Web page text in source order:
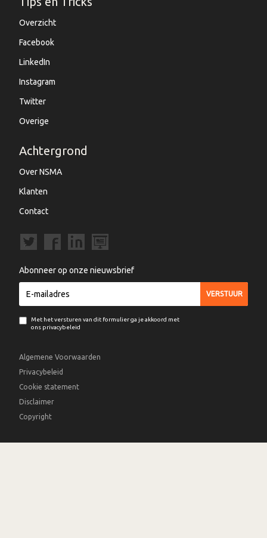
Overzicht
Facebook
LinkedIn
Instagram
Twitter
Overige
Achtergrond
Over NSMA
Klanten
Contact
Abonneer op onze nieuwsbrief
Met het versturen van dit formulier ga je akkoord met
ons privacybeleid
Algemene Voorwaarden
Privacybeleid
Cookie statement
Disclaimer
Copyright